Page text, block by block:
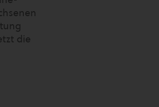
die